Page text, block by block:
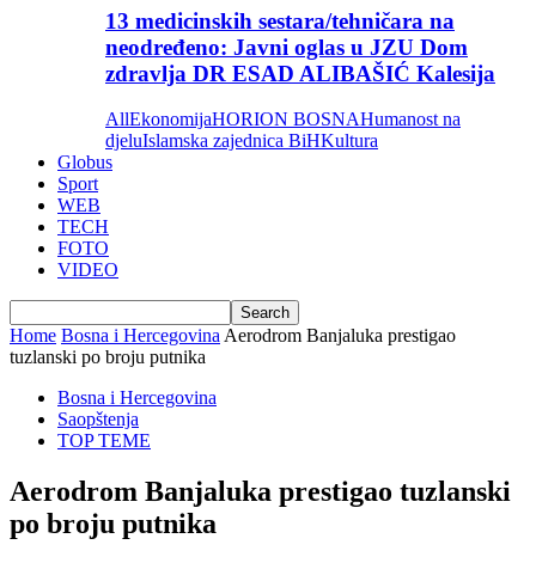
13 medicinskih sestara/tehničara na
neodređeno: Javni oglas u JZU Dom
zdravlja DR ESAD ALIBAŠIĆ Kalesija
AllEkonomijaHORION BOSNAHumanost na
djeluIslamska zajednica BiHKultura
Globus
Sport
WEB
TECH
FOTO
VIDEO
Home Bosna i Hercegovina Aerodrom Banjaluka prestigao
tuzlanski po broju putnika
Bosna i Hercegovina
Saopštenja
TOP TEME
Aerodrom Banjaluka prestigao tuzlanski
po broju putnika